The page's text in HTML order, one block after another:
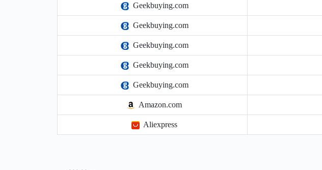
Geekbuying.com
Geekbuying.com
Geekbuying.com
Geekbuying.com
Geekbuying.com
Amazon.com
Aliexpress